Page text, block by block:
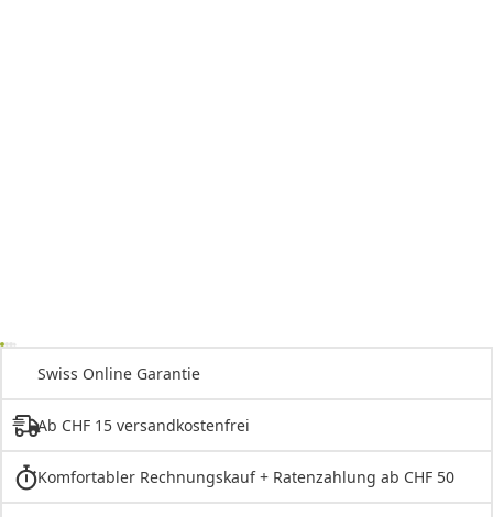
Swiss Online Garantie
Ab CHF 15 versandkostenfrei
Komfortabler Rechnungskauf + Ratenzahlung ab CHF 50